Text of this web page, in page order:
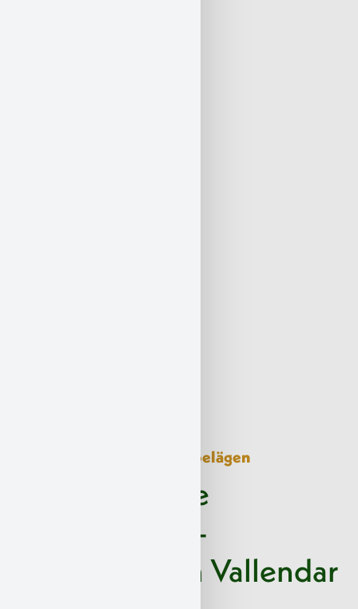
Spezialverfahren bei Altbelägen
Professionelle
Asbestkleber-
Entfernung in Vallendar